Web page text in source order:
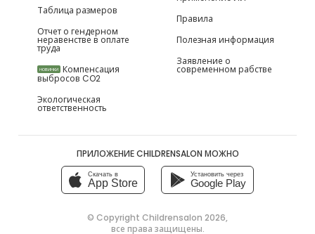
Таблица размеров
Отчет о гендерном
неравенстве в оплате
труда
НОВИНКИ Компенсация
выбросов CO2
Экологическая
ответственность
Правила
Полезная информация
Заявление о
современном рабстве
ПРИЛОЖЕНИЕ CHILDRENSALON МОЖНО
Скачать в
App Store
Установить через
Google Play
© Copyright Childrensalon 2026,
все права защищены.